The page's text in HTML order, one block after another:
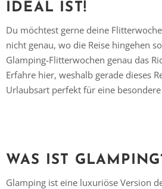
IDEAL IST!
Du möchtest gerne deine
nicht genau, wo die Reise hingehen
Glamping-Flitterwochen genau das
Erfahre hier, weshalb gerade dieses
Urlaubsart perfekt für eine
WAS IST
Glamping ist eine luxuriöse Version